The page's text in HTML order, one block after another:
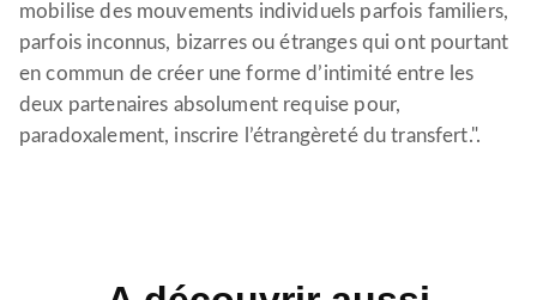
mobilise des mouvements individuels parfois familiers,
parfois inconnus, bizarres ou étranges qui ont pourtant
en commun de créer une forme d’intimité entre les
deux partenaires absolument requise pour,
paradoxalement, inscrire l’étrangèreté du transfert.".